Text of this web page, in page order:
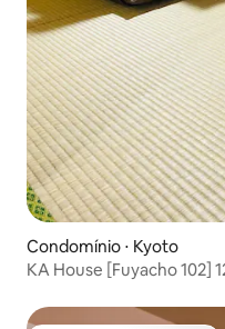
Condomínio ⋅ Kyoto
KA House [Fuyacho 102]
metrô, 4 minutos da